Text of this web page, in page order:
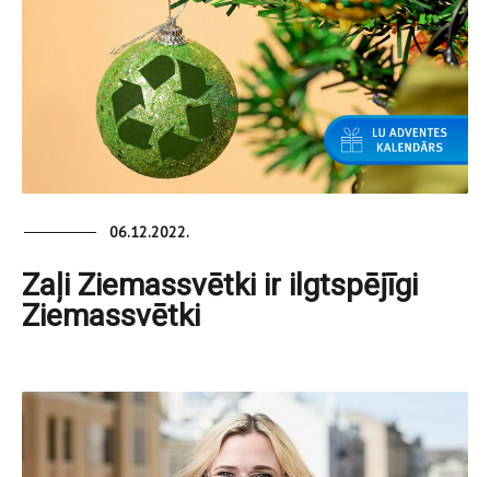
06.12.2022.
Zaļi Ziemassvētki ir ilgtspējīgi
Ziemassvētki